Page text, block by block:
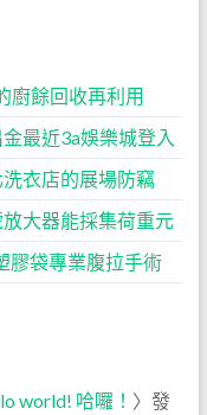
廚餘回收再利用
最近3a娛樂城登入
衣店的展場防竊
大器能採集荷重元
膠袋專業腹拉手術
world! 哈囉！ 〉發